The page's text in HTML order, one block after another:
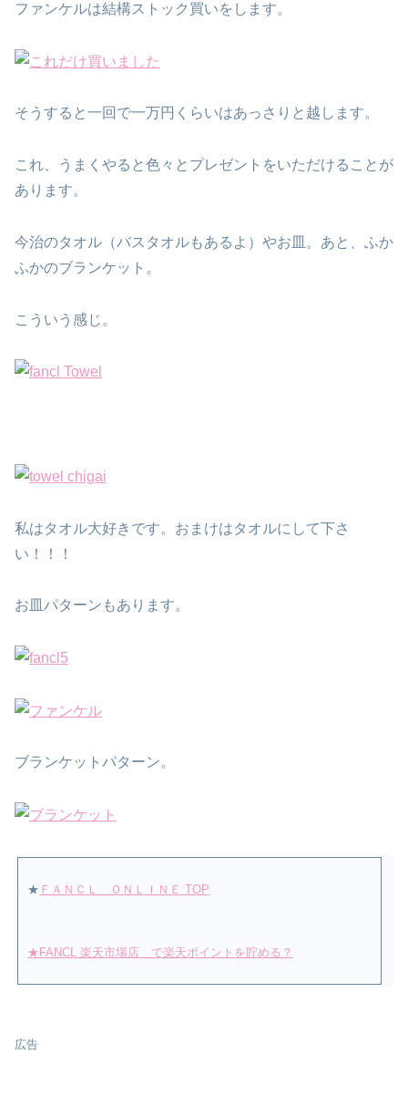
ファンケルは結構ストック買いをします。
そうすると一回で一万円くらいはあっさりと越します。
これ、うまくやると色々とプレゼントをいただけることが
あります。
今治のタオル（バスタオルもあるよ）やお皿。あと、ふか
ふかのブランケット。
こういう感じ。
私はタオル大好きです。おまけはタオルにして下さ
い！！！
お皿パターンもあります。
ブランケットパターン。
★ ＦＡＮＣＬ ＯＮＬＩＮＥ TOP
★FANCL 楽天市場店 で楽天ポイントを貯める？
広告